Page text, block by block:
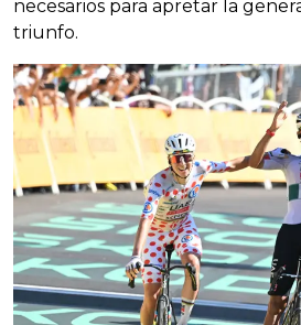
necesarios para apretar la
triunfo.